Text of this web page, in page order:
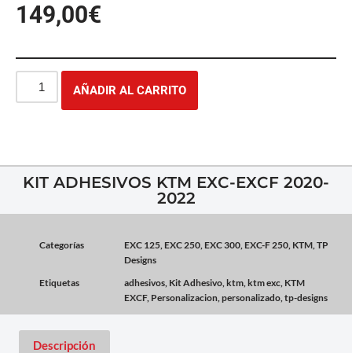
149,00€
AÑADIR AL CARRITO
KIT ADHESIVOS KTM EXC-EXCF 2020-
2022
Categorías EXC 125, EXC 250, EXC 300, EXC-F 250, KTM,TP
Designs
Etiquetas
adhesivos, Kit Adhesivo,ktm,ktm exc, KTM
EXCF, Personalizacion,personalizado,tp-designs
Descripción